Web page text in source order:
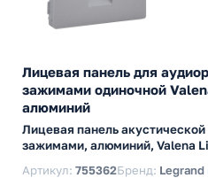
Лицевая панель для
зажимами одиночной
алюминий
Лицевая панель
зажимами, алюминий, Valena
Артикул: 755362Бренд: Legrand